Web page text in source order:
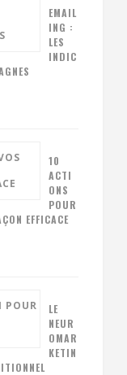
EMAIL
ING :
LES
INDIC
10
ACTI
ONS
POUR
EFFICACE
LE
NEUR
OMAR
KETIN